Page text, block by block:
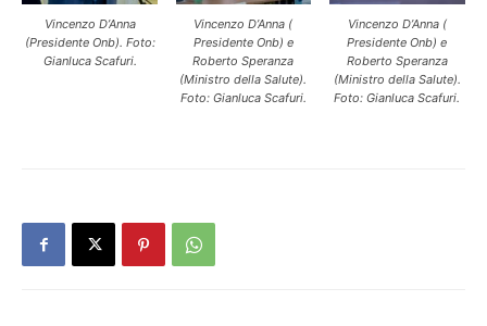
Vincenzo D’Anna
(Presidente Onb). Foto:
Gianluca Scafuri.
Vincenzo D’Anna (
Presidente Onb) e
Roberto Speranza
(Ministro della Salute).
Foto: Gianluca Scafuri.
Vincenzo D’Anna (
Presidente Onb) e
Roberto Speranza
(Ministro della Salute).
Foto: Gianluca Scafuri.